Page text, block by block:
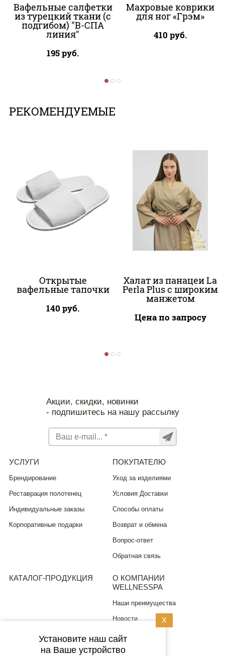
Вафельные салфетки
из турецкий ткани (с
подгибом) "В-СПА
линия"
195руб.
Махровые коврики
для ног «Грэм»
410 руб.
РЕКОМЕНДУЕМЫЕ
Открытые
вафельные тапочки
140 руб.
Халат из панацеи La
Perla Plus с широким
манжетом
Цена по запросу
Акции, скидки, новинки
- подпишитесь на нашу рассылку
УСЛУГИ
Брендирование
Реставрация полотенец
Индивидуальные заказы
Корпоративные подарки
ПОКУПАТЕЛЮ
Уход за изделиями
Условия Доставки
Способы оплаты
Возврат и обмена
Вопрос-ответ
Обратная связь
КАТАЛОГ-ПРОДУКЦИЯ
О КОМПАНИИ
WELLNESSPA
Наши преимущества
Новости
ПОЛИТИКА
КОНФИДЕНЦИАЛЬНОСТИ
X
Установите наш сайт
на Ваше устройство